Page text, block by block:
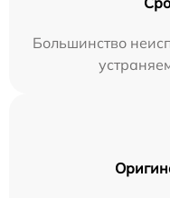
Большинство